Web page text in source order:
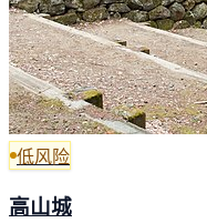
低风险
高山城